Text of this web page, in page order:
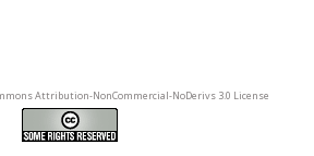
Attribution-NonCommercial-NoDerivs 3.0 License